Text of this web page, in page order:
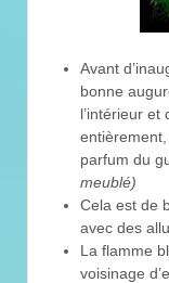
Avant
bonne
l’intérieur et
parfum du
meublé)
Cela est de
avec des
La flamme
voisinage